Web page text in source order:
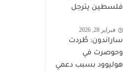
فلسطين يترجل
فبراير 28, 2026
ساراندون: طُردت
وحوصرت في
هوليوود بسبب دعمي